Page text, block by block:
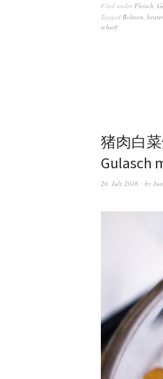
Filed under Fleisch
Tagged Bohnen
scharf
猪肉白
Gulasch
20. July 2016 by